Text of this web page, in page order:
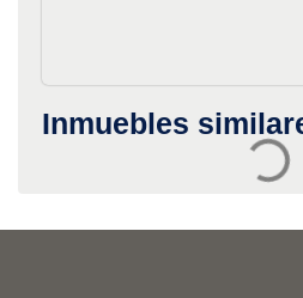
Inmuebles